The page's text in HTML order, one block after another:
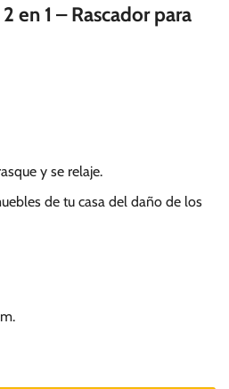
en 1 – Rascador para
y se relaje.
de tu casa del daño de los